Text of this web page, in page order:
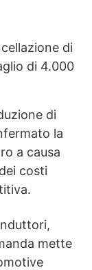
di
di 4.000
di
la
a causa
costi
mette